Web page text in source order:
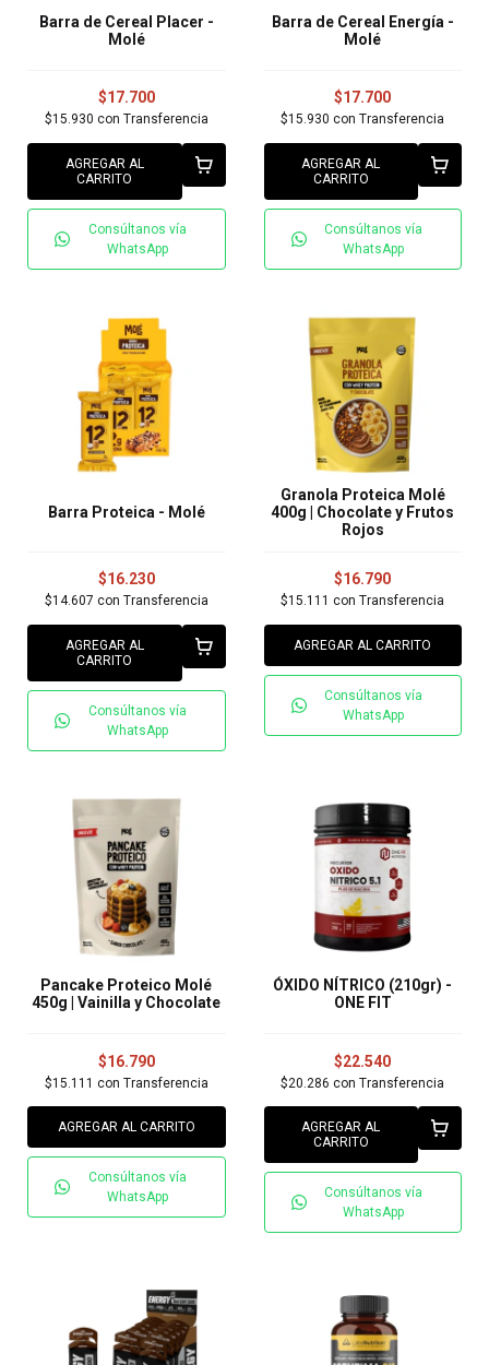
Barra de Cereal Placer -
Molé
$17.700
$15.930 con Transferencia
AGREGAR AL
CARRITO
Consúltanos vía
WhatsApp
Barra de Cereal Energía -
Molé
$17.700
$15.930con Transferencia
AGREGAR AL
CARRITO
Consúltanos vía
WhatsApp
Barra Proteica - Molé
$16.230
$14.607 con Transferencia
AGREGAR AL
CARRITO
Consúltanos vía
WhatsApp
Granola Proteica Molé
400g | Chocolate y Frutos
Rojos
$16.790
$15.111con Transferencia
AGREGAR AL CARRITO
Consúltanos vía
WhatsApp
Pancake Proteico Molé
450g | Vainilla y Chocolate
$16.790
$15.111 con Transferencia
AGREGAR AL CARRITO
Consúltanos vía
WhatsApp
ÓXIDO NÍTRICO (210gr) -
ONE FIT
$22.540
$20.286con Transferencia
AGREGAR AL
CARRITO
Consúltanos vía
WhatsApp